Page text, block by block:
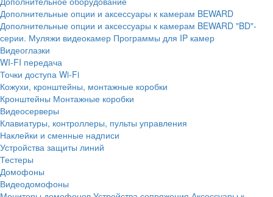
Дополнительные опции и аксессуары к камерам BEWARD
Дополнительные опции и аксессуары к камерам BEWARD "BD"-
серии. Муляжи видеокамер Программы для IP камер
Видеоглазки
WI-FI передача
Точки доступа Wi-Fi
Кожухи, кронштейны, монтажные коробки
Кронштейны Монтажные коробки
Видеосерверы
Клавиатуры, контроллеры, пульты управления
Наклейки и сменные надписи
Устройства защиты линий
Тестеры
Домофоны
Видеодомофоны